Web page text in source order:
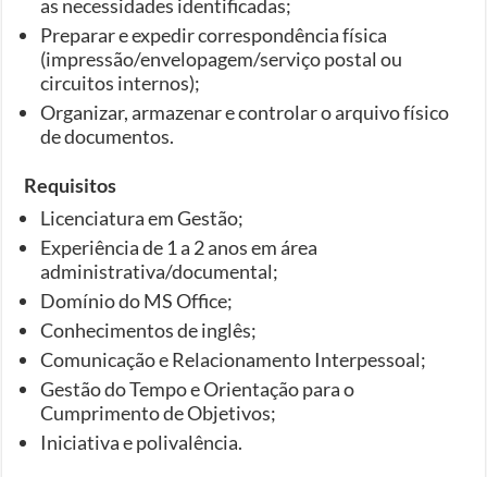
as necessidades identificadas;
Preparar e expedir correspondência física
(impressão/envelopagem/serviço postal ou
circuitos internos);
Organizar, armazenar e controlar o arquivo físico
de documentos.
Requisitos
Licenciatura em Gestão;
Experiência de 1 a 2 anos em área
administrativa/documental;
Domínio do MS Office;
Conhecimentos de inglês;
Comunicação e Relacionamento Interpessoal;
Gestão do Tempo e Orientação para o
Cumprimento de Objetivos;
Iniciativa e polivalência.